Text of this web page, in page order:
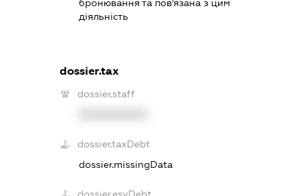
бронювання та пов'язана з цим
діяльність
dossier.tax
dossier.staff
dossier.taxDebt
dossier.missingData